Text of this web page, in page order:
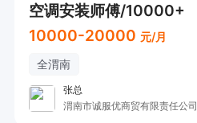
空调安装师傅/10000+
10000-20000 元/月
全渭南
张总
渭南市诚服优商贸有限责任公司